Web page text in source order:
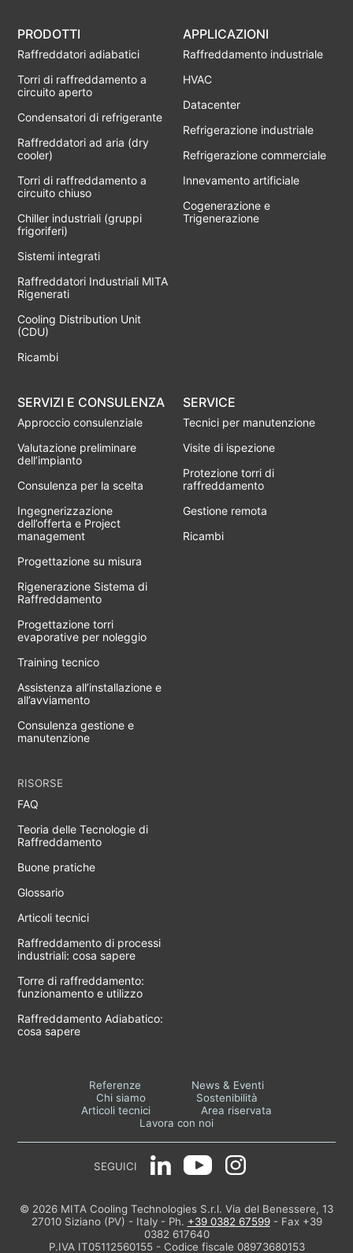
PRODOTTI
Raffreddatori adiabatici
Torri di raffreddamento a
circuito aperto
Condensatori di refrigerante
Raffreddatori ad aria (dry
cooler)
Torri di raffreddamento a
circuito chiuso
Chiller industriali (gruppi
frigoriferi)
Sistemi integrati
Raffreddatori Industriali MITA
Rigenerati
Cooling Distribution Unit
(CDU)
Ricambi
APPLICAZIONI
Raffreddamento industriale
HVAC
Datacenter
Refrigerazione industriale
Refrigerazione commerciale
Innevamento artificiale
Cogenerazione e
Trigenerazione
SERVIZI E CONSULENZA
Approccio consulenziale
Valutazione preliminare
dell’impianto
Consulenza per la scelta
Ingegnerizzazione
dell’offerta e Project
management
Progettazione su misura
Rigenerazione Sistema di
Raffreddamento
Progettazione torri
evaporative per noleggio
Training tecnico
Assistenza all’installazione e
all’avviamento
Consulenza gestione e
manutenzione
SERVICE
Tecnici per manutenzione
Visite di ispezione
Protezione torri di
raffreddamento
Gestione remota
Ricambi
RISORSE
FAQ
Teoria delle Tecnologie di
Raffreddamento
Buone pratiche
Glossario
Articoli tecnici
Raffreddamento di processi
industriali: cosa sapere
Torre di raffreddamento:
funzionamento e utilizzo
Raffreddamento Adiabatico:
cosa sapere
Referenze
News & Eventi
Chi siamo
Sostenibilità
Articoli tecnici
Area riservata
Lavora con noi
SEGUICI
© 2026 MITA Cooling Technologies S.r.l. Via del Benessere, 13
27010 Siziano (PV) - Italy - Ph. +39 0382 67599- Fax +39
0382 617640
P.IVA IT05112560155 - Codice fiscale 08973680153